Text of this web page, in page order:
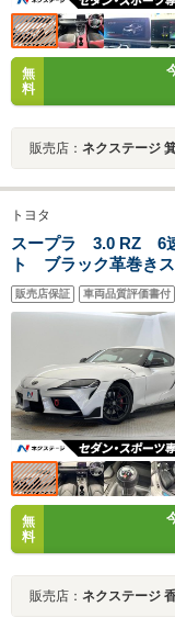
無
料
販売店： ネクステージ
トヨタ
スープラ 3.0 RZ 6
ト ブラック革巻き
クカメラ プリクラ
ットモニター クル
販売店保証 車両品質評価書付
無
料
販売店： ネクステージ